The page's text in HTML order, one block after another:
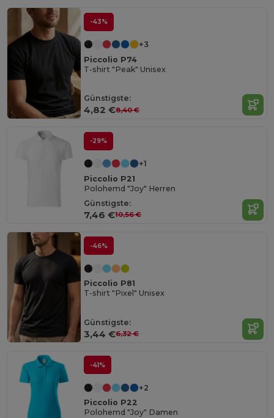
-43%
+3
Piccolio P74
T-shirt "Peak" Unisex
Günstigste:
4,82 €8,40 €
-29%
+1
Piccolio P21
Polohemd "Joy" Herren
Günstigste:
7,46 €10,56 €
-46%
Piccolio P81
T-shirt "Pixel" Unisex
Günstigste:
3,44 €6,32 €
-41%
+2
Piccolio P22
Polohemd "Joy" Damen